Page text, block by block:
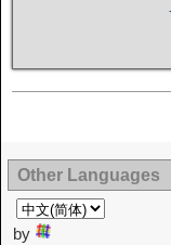
Other Languages
by